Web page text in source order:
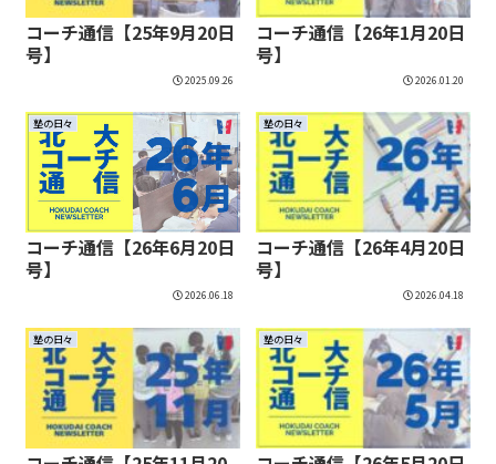
コーチ通信【25年9月20日
号】
2025.09.26
コーチ通信【26年1月20日
号】
2026.01.20
塾の日々
コーチ通信【26年6月20日
号】
2026.06.18
塾の日々
コーチ通信【26年4月20日
号】
2026.04.18
塾の日々 塾の日々